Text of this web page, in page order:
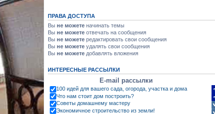
ПРАВА ДОСТУПА
Вы не можете начинать темы
Вы не можете отвечать на сообщения
Вы не можете редактировать свои сообщения
Вы не можете удалять свои сообщения
Вы не можете добавлять вложения
ИНТЕРЕСНЫЕ РАССЫЛКИ
E-mail рассылки
100 идей для вашего сада, огорода, участка и дома
Что нам стоит дом построить?
Советы домашнему мастеру
Экономичное строительство из земли!